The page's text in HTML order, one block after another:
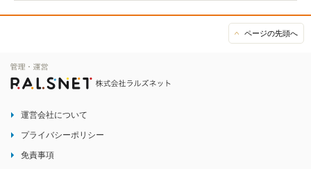
ページの先頭へ
運営会社について
プライバシーポリシー
免責事項